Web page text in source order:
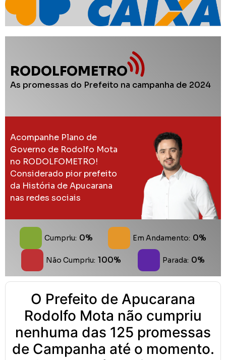
RODOLFOMETRO
As promessas do Prefeito na campanha de 2024
Acompanhe Plano de
Governo de Rodolfo Mota
no RODOLFOMETRO!
Considerado pior prefeito
da História de Apucarana
nas redes sociais
Cumpriu: 0% Em Andamento: 0%
Não Cumpriu: 100% Parada: 0%
O Prefeito de Apucarana
Rodolfo Mota não cumpriu
nenhuma das 125 promessas
de Campanha até o momento.